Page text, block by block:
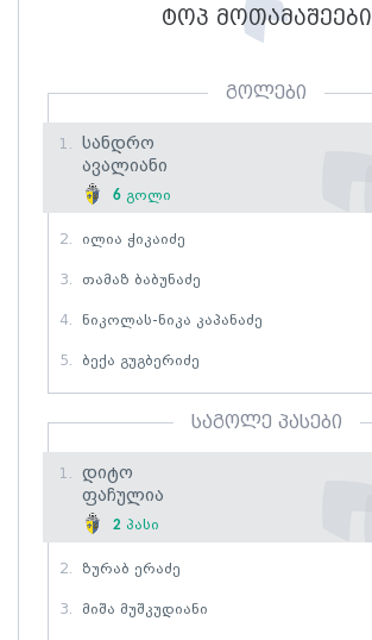
ტოპ მოთამაშეები
გოლები
1.
Სანდრო
Ავალიანი
6 გოლი
2. Ილია Ჭიკაიძე
3. Თამაზ Ბაბუნაძე
4. Ნიკოლას-Ნიკა Კაპანაძე
5. Ბექა Გუგბერიძე
საგოლე პასები
1.
Დიტო
Ფაჩულია
2 პასი
2. Ზურაბ Ერაძე
3. Მიშა Მუშკუდიანი